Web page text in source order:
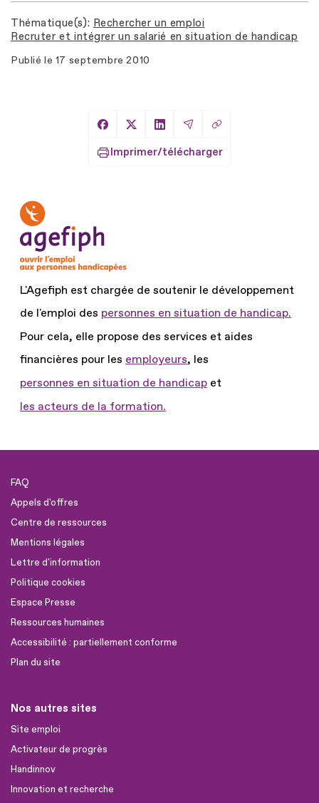
Thématique(s) Rechercher un emploi
Recruter et intégrer un salarié en situation de handicap
Publié le 17 septembre 2010
Partager sur Facebook
Partager sur X
Partager sur LinkedIn
Partager par Email
Copier le lien
Imprimer/télécharger
L'Agefiph est chargée de soutenir le développement
de l'emploi des personnes en situation de handicap.
Pour cela, elle propose des services et aides
financières pour les employeurs, les
personnes en situation de handicap et
les acteurs de la formation.
FAQ
Appels d'offres
Centre de ressources
Mentions légales
Lettre d'information
Politique cookies
Espace Presse
Ressources humaines
Accessibilité : partiellement conforme
Plan du site
Nos autres sites
Site emploi
Activateur de progrès
Handinnov
Innovation et recherche